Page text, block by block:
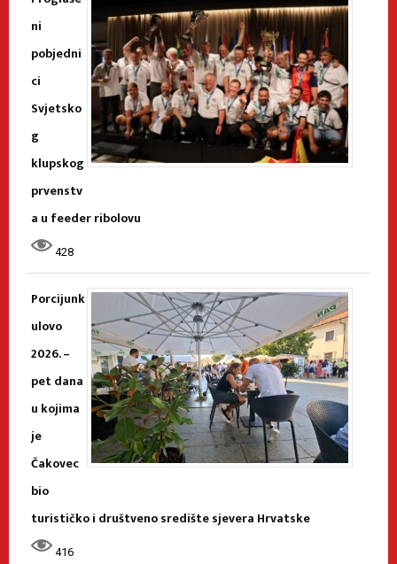
ni
pobjedni
ci
Svjetsko
g
klupskog
prvenstv
a u feeder ribolovu
428
Porcijunk
ulovo
2026. –
pet dana
u kojima
je
Čakovec
bio
turističko i društveno središte sjevera Hrvatske
416